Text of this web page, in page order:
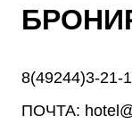
8(49244)3-21-
ПОЧТА: